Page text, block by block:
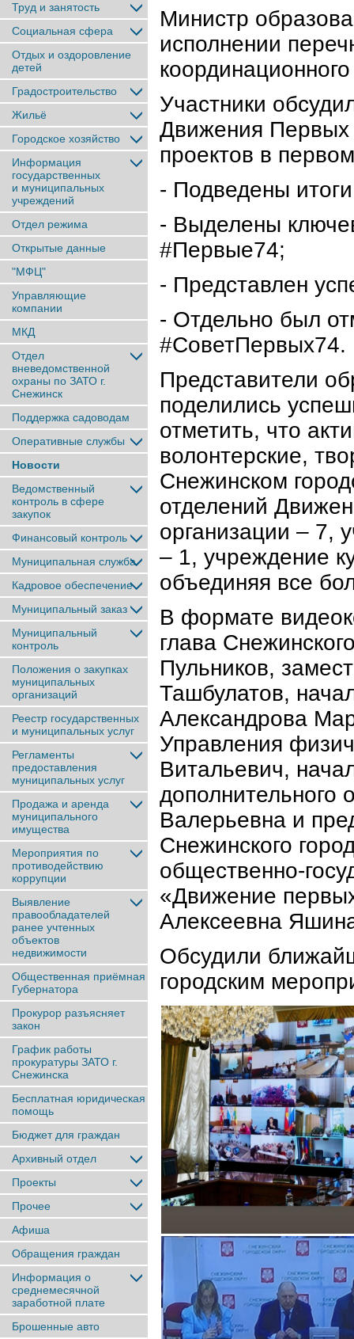
Труд и занятость
Социальная сфера
Отдых и оздоровление
детей
Градостроительство
Жильё
Городское хозяйство
Информация
государственных
и муниципальных
учреждений
Отдел режима
Открытые данные
"МФЦ"
Управляющие
компании
МКД
Отдел
вневедомственной
охраны по ЗАТО г.
Снежинск
Поддержка садоводам
Оперативные службы
Новости
Ведомственный
контроль в сфере
закупок
Финансовый контроль
Муниципальная служба
Кадровое обеспечение
Муниципальный заказ
Муниципальный
контроль
Положения о закупках
муниципальных
организаций
Реестр государственных
и муниципальных услуг
Регламенты
предоставления
муниципальных услуг
Продажа и аренда
муниципального
имущества
Мероприятия по
противодействию
коррупции
Выявление
правообладателей
ранее учтенныx
объектов
недвижимости
Общественная приёмная
Губернатора
Прокурор разъясняет
закон
График работы
прокуратуры ЗАТО г.
Снежинска
Бесплатная юридическая
помощь
Бюджет для граждан
Архивный отдел
Проекты
Прочее
Афиша
Обращения граждан
Информация о
среднемесячной
заработной плате
Брошенные авто
Министр
исполнении
Участники
Движения Первых
проектов в
- Подведены
- Выделены
#Первые74;
- Представлен
- Отдельно был
#СоветПервых74.
Представители
поделились
отметить, что
волонтерские,
Снежинском
отделений
организации – 7,
– 1, учреждение
объединяя все
В формате
глава
Пульников,
Ташбулатов,
Александрова
Управления
Витальевич,
Валерьевна и
Снежинского
общественно-
«Движение
Алексеевна
Обсудили
городским